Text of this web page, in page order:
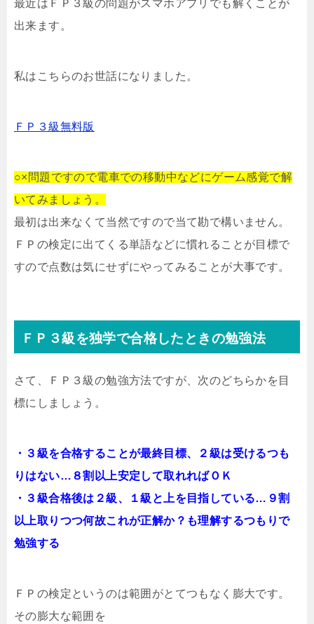
最近はＦＰ３級の問題がスマホアプリでも解くことが
出来ます。
私はこちらのお世話になりました。
ＦＰ３級無料版
○×問題ですので電車での移動中などにゲーム感覚で解
いてみましょう。
最初は出来なくて当然ですので当て勘で構いません。
ＦＰの検定に出てくる単語などに慣れることが目標で
すので点数は気にせずにやってみることが大事です。
ＦＰ３級を独学で合格したときの勉強法
さて、ＦＰ３級の勉強方法ですが、次のどちらかを目
標にしましょう。
・３級を合格することが最終目標、２級は受けるつも
りはない…８割以上安定して取れればＯＫ
・３級合格後は２級、１級と上を目指している…９割
以上取りつつ何故これが正解か？も理解するつもりで
勉強する
ＦＰの検定というのは範囲がとてつもなく膨大です。
その膨大な範囲を